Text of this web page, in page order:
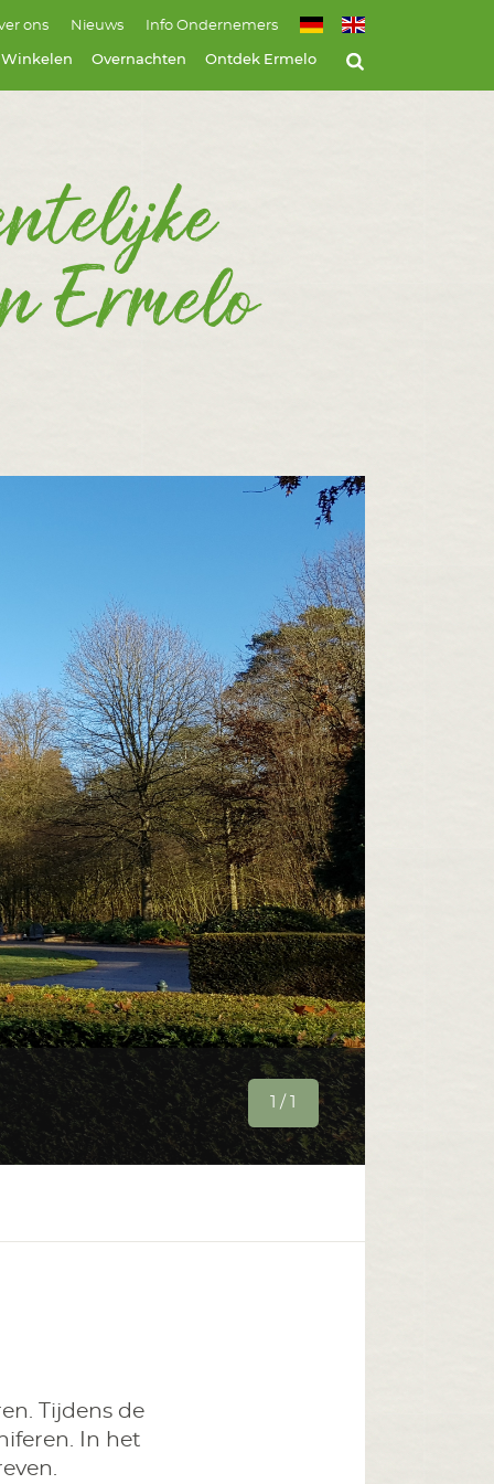
Winkelen Overnachten Ontdek Ermelo
ons Nieuws Info Ondernemers
Ermelo
1 / 1
Tijdens de
In het